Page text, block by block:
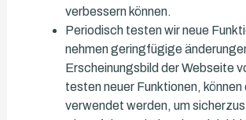
verbessern können.
Periodisch testen wir neue
nehmen geringfügige
Erscheinungsbild der Webseite
testen neuer Funktionen,
verwendet werden, um